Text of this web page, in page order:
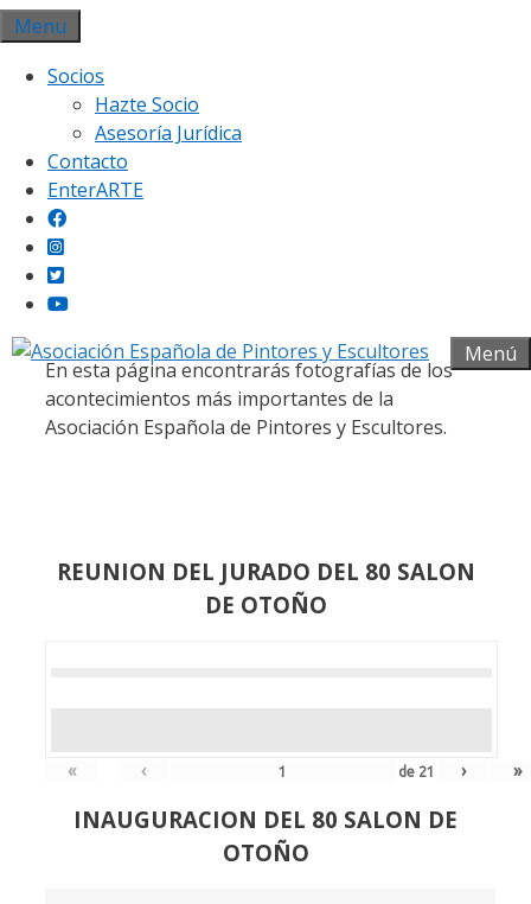
Saltar
al
contenido
Menu
Socios
Hazte Socio
Asesoría Jurídica
Contacto
EnterARTE
Menú
Galería fotográfica
En esta página encontrarás fotografías de los
acontecimientos más importantes de la
Asociación Española de Pintores y Escultores.
REUNION DEL JURADO DEL 80 SALON
DE OTOÑO
« ‹ de 21 › »
INAUGURACION DEL 80 SALON DE
OTOÑO